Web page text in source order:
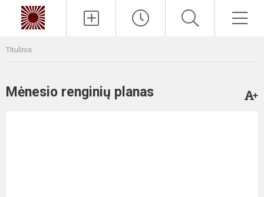
Titulinis
Mėnesio renginių planas